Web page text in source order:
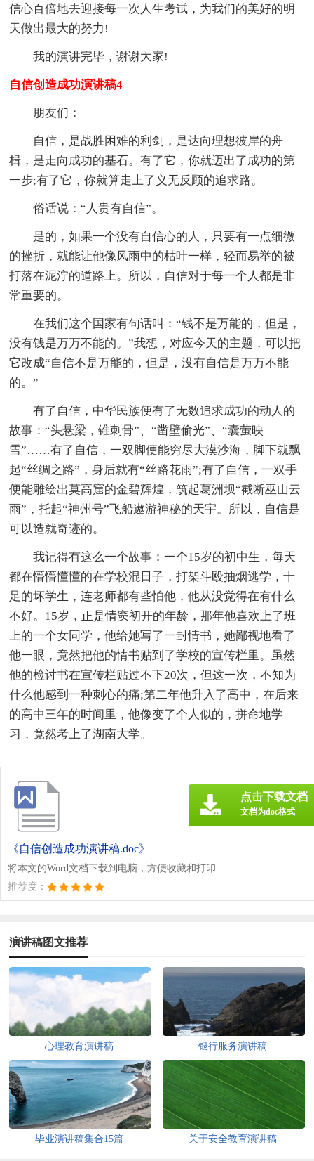
信心百倍地去迎接每一次人生考试，为我们的美好的明
天做出最大的努力!
我的演讲完毕，谢谢大家!
自信创造成功演讲稿4
朋友们：
自信，是战胜困难的利剑，是达向理想彼岸的舟
楫，是走向成功的基石。有了它，你就迈出了成功的第
一步;有了它，你就算走上了义无反顾的追求路。
俗话说：“人贵有自信”。
是的，如果一个没有自信心的人，只要有一点细微
的挫折，就能让他像风雨中的枯叶一样，轻而易举的被
打落在泥泞的道路上。所以，自信对于每一个人都是非
常重要的。
在我们这个国家有句话叫：“钱不是万能的，但是，
没有钱是万万不能的。”我想，对应今天的主题，可以把
它改成“自信不是万能的，但是，没有自信是万万不能
的。”
有了自信，中华民族便有了无数追求成功的动人的
故事：“头悬梁，锥刺骨”、“凿壁偷光”、“囊萤映
雪”……有了自信，一双脚便能穷尽大漠沙海，脚下就飘
起“丝绸之路”，身后就有“丝路花雨”;有了自信，一双手
便能雕绘出莫高窟的金碧辉煌，筑起葛洲坝“截断巫山云
雨”，托起“神州号”飞船遨游神秘的天宇。所以，自信是
可以造就奇迹的。
我记得有这么一个故事：一个15岁的初中生，每天
都在懵懵懂懂的在学校混日子，打架斗殴抽烟逃学，十
足的坏学生，连老师都有些怕他，他从没觉得在有什么
不好。15岁，正是情窦初开的年龄，那年他喜欢上了班
上的一个女同学，他给她写了一封情书，她鄙视地看了
他一眼，竟然把他的情书贴到了学校的宣传栏里。虽然
他的检讨书在宣传栏贴过不下20次，但这一次，不知为
什么他感到一种刺心的痛;第二年他升入了高中，在后来
的高中三年的时间里，他像变了个人似的，拼命地学
习，竟然考上了湖南大学。
《自信创造成功演讲稿.doc》
将本文的Word文档下载到电脑，方便收藏和打印
推荐度：
点击下载文档
文档为doc格式
演讲稿图文推荐
心理教育演讲稿 银行服务演讲稿
毕业演讲稿集合15篇 关于安全教育演讲稿